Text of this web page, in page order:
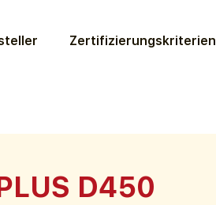
Zertifizierungs­kriterien
D450